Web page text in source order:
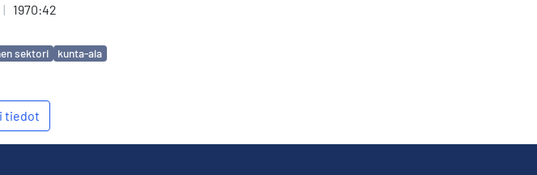
| 1970:42
sektori kunta-ala
tiedot